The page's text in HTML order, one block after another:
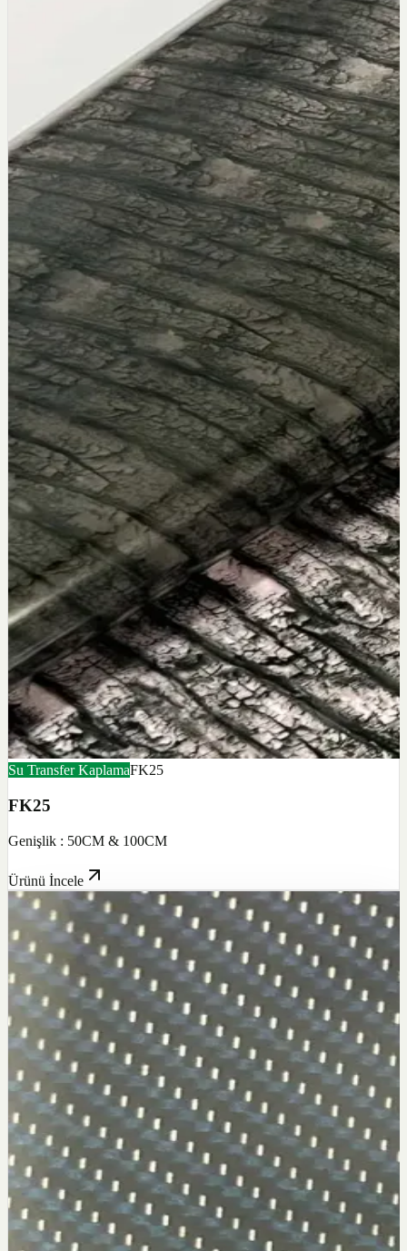
Su Transfer KaplamaFK25
FK25
Genişlik : 50CM & 100CM
Ürünü İncele